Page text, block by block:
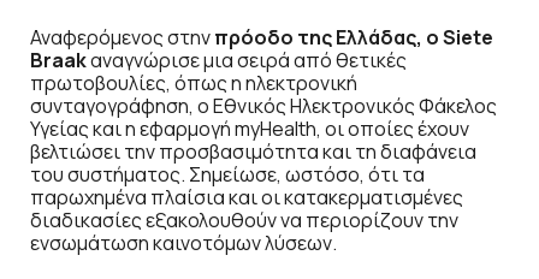
Αναφερόμενος στηνπρόοδο της Ελλάδας, ο Siete
Braakαναγνώρισε μια σειρά από θετικές
πρωτοβουλίες, όπως η ηλεκτρονική
συνταγογράφηση, ο Εθνικός Ηλεκτρονικός Φάκελος
Υγείας και η εφαρμογή myHealth, οι οποίες έχουν
βελτιώσει την προσβασιμότητα και τη διαφάνεια
του συστήματος. Σημείωσε, ωστόσο, ότι τα
παρωχημένα πλαίσια και οι κατακερματισμένες
διαδικασίες εξακολουθούν να περιορίζουν την
ενσωμάτωση καινοτόμων λύσεων.